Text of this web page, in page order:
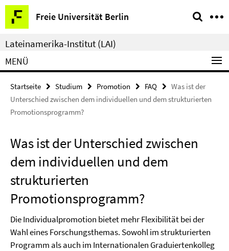
Springe
direkt
zu
Inhalt
Freie Universität Berlin
Service-
Navigation
Lateinamerika-Institut (LAI)
MENÜ
Startseite Studium Promotion FAQ
Was ist der
Unterschied zwischen dem individuellen und dem strukturierten
Promotionsprogramm?
Was ist der Unterschied zwischen
dem individuellen und dem
strukturierten
Promotionsprogramm?
Die Individualpromotion bietet mehr Flexibilität bei der
Wahl eines Forschungsthemas. Sowohl im strukturierten
Programm als auch im Internationalen Graduiertenkolleg